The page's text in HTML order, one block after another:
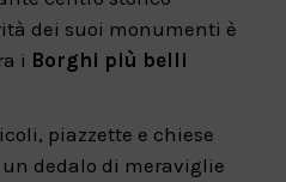
dei suoi monumenti è
i Borghi più belli
piazzette e chiese
dedalo di meraviglie